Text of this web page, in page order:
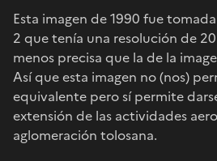
Esta imagen de 1990 fue
2 que tenía una resolución de
menos precisa que la de la
Así que esta imagen no (nos)
equivalente pero sí permite
extensión de las actividades
aglomeración tolosana.